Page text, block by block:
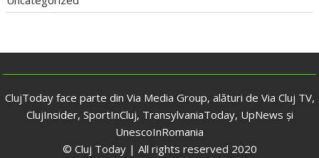
ClujToday face parte din Via Media Group, alături de Via Cluj TV,
ClujInsider, SportInCluj, TransylvaniaToday, UpNews și
UnescoInRomania
© Cluj Today | All rights reserved 2020